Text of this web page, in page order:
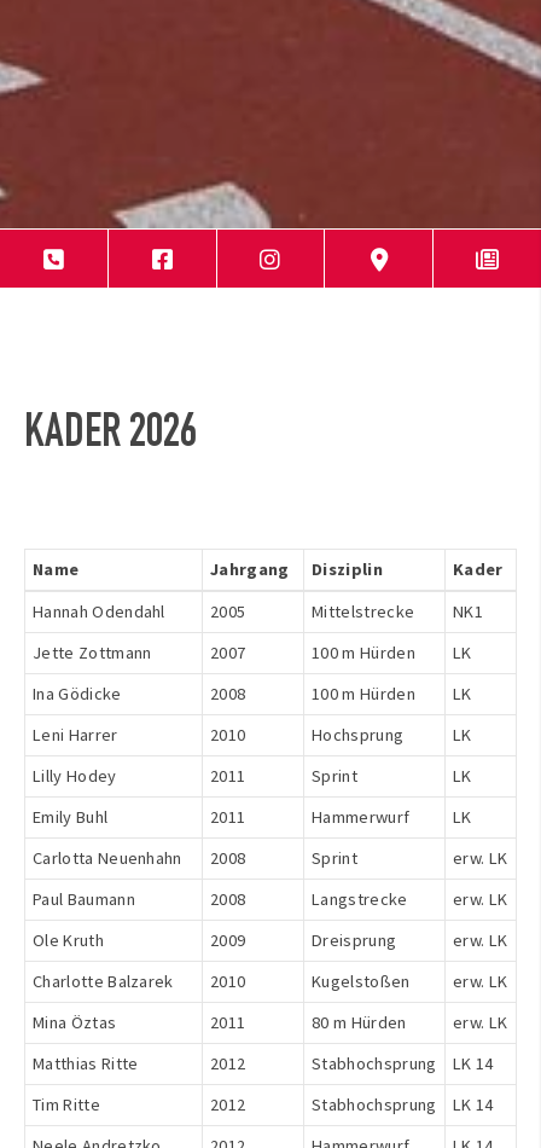
KADER 2026
Name Jahrgang Disziplin
Kader
Hannah Odendahl
2005 Mittelstrecke
NK1
Jette Zottmann
2007 100 m Hürden
LK
Ina Gödicke
2008 100 m Hürden
LK
Leni Harrer
2010 Hochsprung
LK
Lilly Hodey
2011 Sprint
LK
Emily Buhl
2011 Hammerwurf
LK
Carlotta Neuenhahn
2008 Sprint
erw. LK
Paul Baumann
2008 Langstrecke
erw. LK
Ole Kruth
2009 Dreisprung
erw. LK
Charlotte Balzarek
2010 Kugelstoßen
erw. LK
Mina Öztas
2011 80 m Hürden
erw. LK
Matthias Ritte
2012 Stabhochsprung
LK 14
Tim Ritte
2012 Stabhochsprung
LK 14